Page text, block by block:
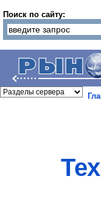
Поиск по сайту: